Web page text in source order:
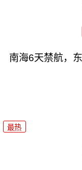
南海6天禁航，
最热